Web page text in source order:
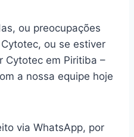
ou preocupações
ou se estiver
Cytotec em Piritiba –
a nossa equipe hoje
via WhatsApp, por